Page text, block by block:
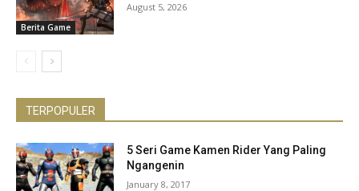
Berita Game
August 5, 2026
TERPOPULER
5 Seri Game Kamen Rider Yang Paling
Ngangenin
January 8, 2017